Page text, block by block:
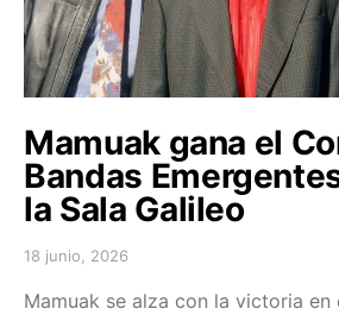
Mamuak gana el
Bandas
la Sala Galileo
Posted on
18 junio, 2026
Mamuak se alza con la victoria en